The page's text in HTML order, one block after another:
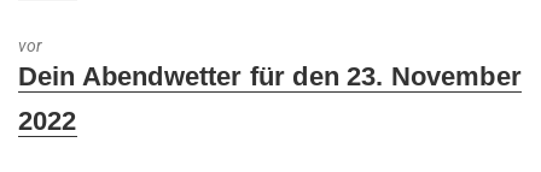
vor
Next
Dein Abendwetter für den 23. November
2022